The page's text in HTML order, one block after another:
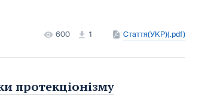
600 1 Стаття(УКР)(.pdf)
протекціонізму